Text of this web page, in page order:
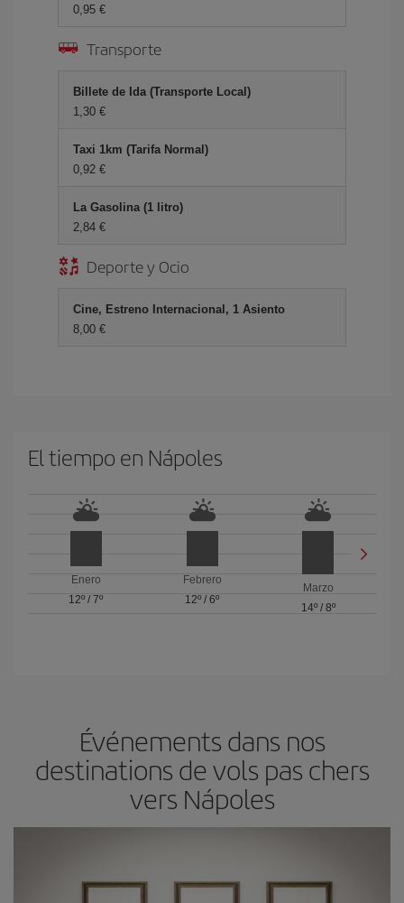
0,95 €
Transporte
Billete de Ida (Transporte Local)
1,30 €
Taxi 1km (Tarifa Normal)
0,92 €
La Gasolina (1 litro)
2,84 €
Deporte y Ocio
Cine, Estreno Internacional, 1 Asiento
8,00 €
El tiempo en Nápoles
Enero
12º /7º
Febrero
12º / 6º
Marzo
14º/ 8º
Événements dans nos
destinations de vols pas chers
vers Nápoles